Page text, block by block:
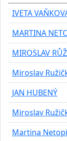
IVETA
MARTINA
MIROSLAV
Miroslav
JAN HUBENÝ
Miroslav
Martina